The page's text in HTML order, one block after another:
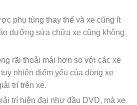
phụ tùng thay thế và xe cũng ít
dưỡng sửa chữa xe cũng không
rãi thoải mái hơn so với các xe
nhiên điểm yếu của dòng xe
trí trên xe.
trí hiện đại như đầu DVD, mà xe